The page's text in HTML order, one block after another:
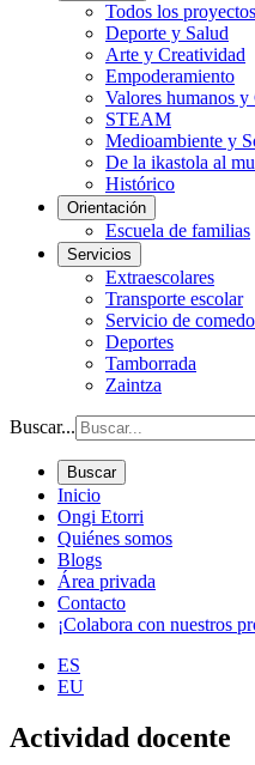
Todos los proyectos
Deporte y Salud
Arte y Creatividad
Empoderamiento
Valores humanos
STEAM
Medioambiente y
De la ikastola al
Histórico
Orientación
Escuela de familias
Servicios
Extraescolares
Transporte escolar
Servicio de
Deportes
Tamborrada
Zaintza
Buscar...
Buscar
Inicio
Ongi Etorri
Quiénes somos
Blogs
Área privada
Contacto
¡Colabora con nuestros
ES
EU
Actividad docente